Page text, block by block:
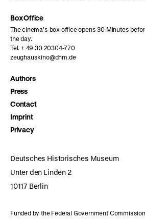
Box Office
The cinema’s box office opens 30 Minutes
the day.
Tel. + 49 30 20304-770
zeughauskino@dhm.de
Authors
Press
Contact
Imprint
Privacy
Deutsches Historisches Museum
Unter den Linden 2
10117 Berlin
Funded by the Federal Government